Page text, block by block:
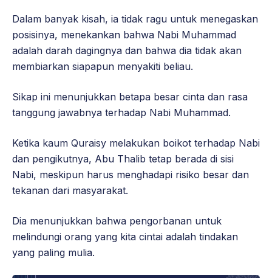
Dalam banyak kisah, ia tidak ragu untuk menegaskan
posisinya, menekankan bahwa Nabi Muhammad
adalah darah dagingnya dan bahwa dia tidak akan
membiarkan siapapun menyakiti beliau.
Sikap ini menunjukkan betapa besar cinta dan rasa
tanggung jawabnya terhadap Nabi Muhammad.
Ketika kaum Quraisy melakukan boikot terhadap Nabi
dan pengikutnya, Abu Thalib tetap berada di sisi
Nabi, meskipun harus menghadapi risiko besar dan
tekanan dari masyarakat.
Dia menunjukkan bahwa pengorbanan untuk
melindungi orang yang kita cintai adalah tindakan
yang paling mulia.